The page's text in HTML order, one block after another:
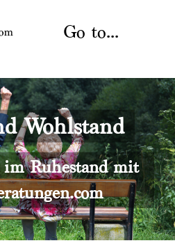
Go to...
Wohlstand
Ruhestand mit